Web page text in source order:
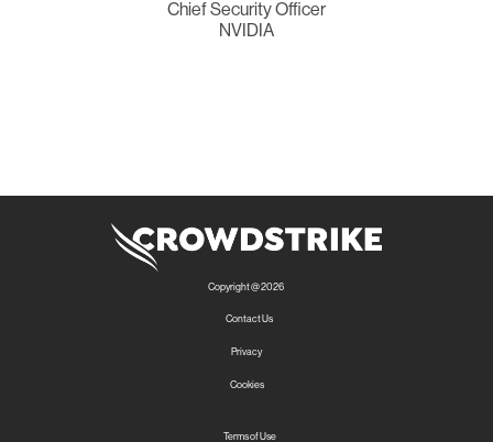
Chief Security Officer
NVIDIA
Copyright @ 2026
Contact Us
Privacy
Cookies
Terms of Use